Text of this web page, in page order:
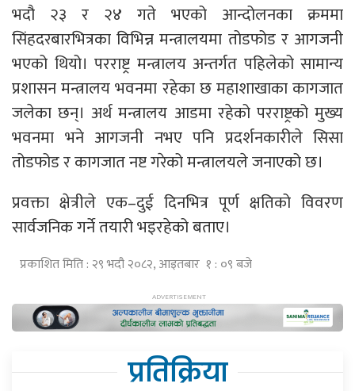
भदौ २३ र २४ गते भएको आन्दोलनका क्रममा
सिंहदरबारभित्रका विभिन्न मन्त्रालयमा तोडफोड र आगजनी
भएको थियो। परराष्ट्र मन्त्रालय अन्तर्गत पहिलेको सामान्य
प्रशासन मन्त्रालय भवनमा रहेका छ महाशाखाका कागजात
जलेका छन्। अर्थ मन्त्रालय आडमा रहेको परराष्ट्रको मुख्य
भवनमा भने आगजनी नभए पनि प्रदर्शनकारीले सिसा
तोडफोड र कागजात नष्ट गरेको मन्त्रालयले जनाएको छ।
प्रवक्ता क्षेत्रीले एक–दुई दिनभित्र पूर्ण क्षतिको विवरण
सार्वजनिक गर्ने तयारी भइरहेको बताए।
प्रकाशित मिति : २९ भदौ २०८२, आइतबार १ : ०९ बजे
प्रतिक्रिया